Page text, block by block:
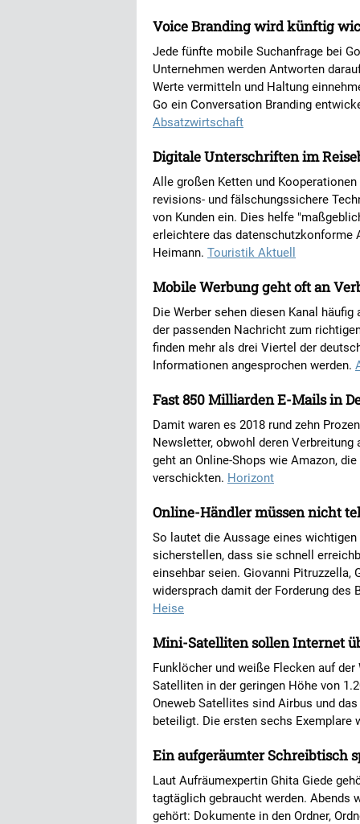
Voice Branding wird künftig
Jede fünfte mobile Suchanfrage bei
Unternehmen werden Antworten
Werte vermitteln und Haltung
Go ein Conversation Branding
Absatzwirtschaft
Digitale Unterschriften im
Alle großen Ketten und
revisions- und fälschungssichere
von Kunden ein. Dies helfe
erleichtere das datenschutzkonforme
Heimann. Touristik Aktuell
Mobile Werbung geht oft an
Die Werber sehen diesen Kanal
der passenden Nachricht zum
finden mehr als drei Viertel der
Informationen angesprochen werden.
Fast 850 Milliarden E-Mails in
Damit waren es 2018 rund zehn
Newsletter, obwohl deren Verbreitung
geht an Online-Shops wie Amazon,
verschickten. Horizont
Online-Händler müssen nicht
So lautet die Aussage eines
sicherstellen, dass sie schnell
einsehbar seien. Giovanni Pitruzzella,
widersprach damit der Forderung des
Heise
Mini-Satelliten sollen Internet
Funklöcher und weiße Flecken auf
Satelliten in der geringen Höhe von
Oneweb Satellites sind Airbus und
beteiligt. Die ersten sechs
Ein aufgeräumter Schreibtisch
Laut Aufräumexpertin Ghita Giede
tagtäglich gebraucht werden. Abends
gehört: Dokumente in den Ordner,